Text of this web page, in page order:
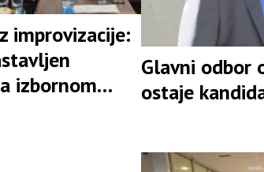
improvizacije:
izbornom
Glavni odbor
ostaje